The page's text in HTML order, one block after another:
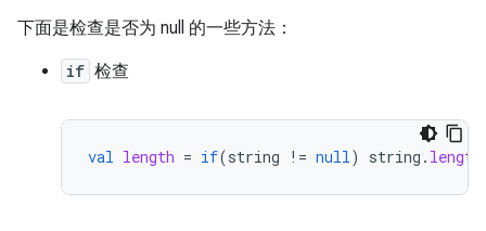
下面是检查是否为 null 的一些方法：
if 检查
val length = if(string != null) string . length